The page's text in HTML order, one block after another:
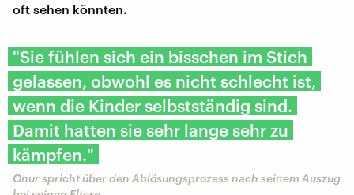
oft sehen könnten.
"Sie fühlen sich ein bisschen im Stich
gelassen, obwohl es nicht schlecht ist,
wenn die Kinder selbstständig sind.
Damit hatten sie sehr lange sehr zu
kämpfen."
Onur spricht über den Ablösungsprozess nach seinem Auszug